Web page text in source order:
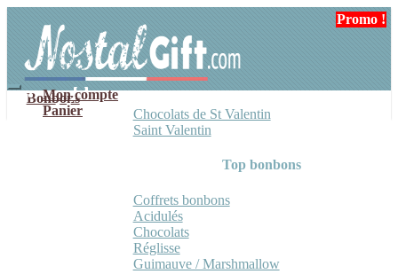
navigation
contenu
Mon compte
Panier
Bonbons
Chocolats de St Valentin
Saint Valentin
Top bonbons
Coffrets bonbons
Acidulés
Chocolats
Réglisse
Guimauve / Marshmallow
Promo !
Promo !
Promo !